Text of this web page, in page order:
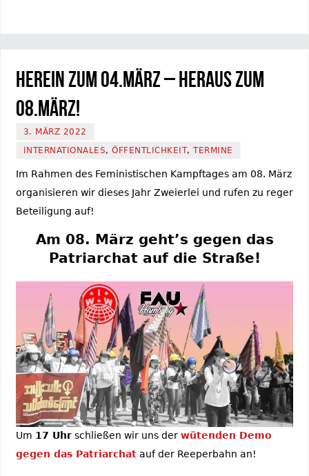
Herein zum 04.März – Heraus zum
08.März!
3. MÄRZ 2022
INTERNATIONALES,ÖFFENTLICHKEIT,TERMINE
Im Rahmen des Feministischen Kampftages am 08. März
organisieren wir dieses Jahr Zweierlei und rufen zu reger
Beteiligung auf!
Am 08. März geht’s gegen das
Patriarchat auf die Straße!
Um 17 Uhrschließen wir uns der wütenden Demo
gegen das Patriarchatauf der Reeperbahn an!